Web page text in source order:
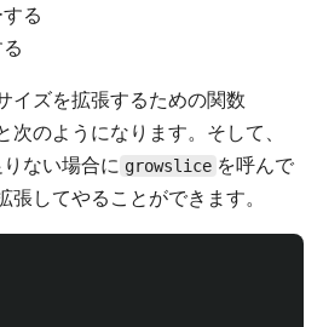
る
イズを拡張するための関数
次のようになります。そして、
ない場合に growslice を呼んで
してやることができます。